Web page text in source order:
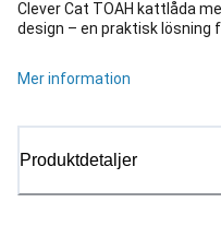
Clever Cat TOAH kattlåda
design – en praktisk lösning
Mer information
Produktdetaljer